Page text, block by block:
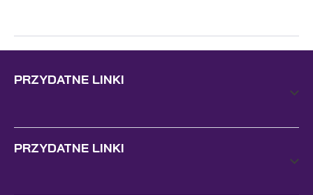
PRZYDATNE LINKI
PRZYDATNE LINKI